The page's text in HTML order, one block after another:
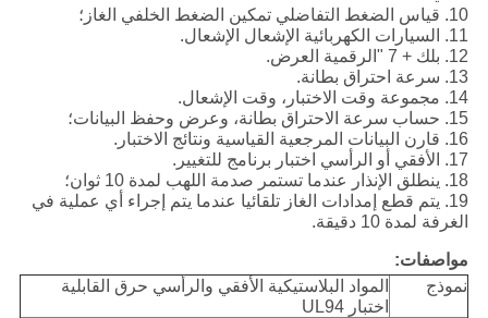
10. قياس الضغط التفاضلي تمكين الضغط الخلفي الغاز؛
11. السيارات الكهربائية الإشعال الإشعال.
12. بلك + 7 "الرقمية العرض.
13. سرعة احتراق بطانة.
14. مجموعة وقت الاختبار، وقت الإشعال.
15. حساب سرعة الاحتراق بطانة، وعرض وحفظ البيانات؛
16. قارن البيانات المرجعية القياسية ونتائج الاختبار.
17. الأفقي أو الرأسي اختبار برنامج للتغيير.
18. ينطلق الإنذار عندما تستمر صدمة اللهب لمدة 10 ثوان؛
19. يتم قطع إمدادات الغاز تلقائيا عندما يتم إجراء أي عملية في
الغرفة لمدة 10 دقيقة.
مواصفات:
نموذج
المواد البلاستيكية الأفقي والرأسي حرق القابلية
اختبار UL94